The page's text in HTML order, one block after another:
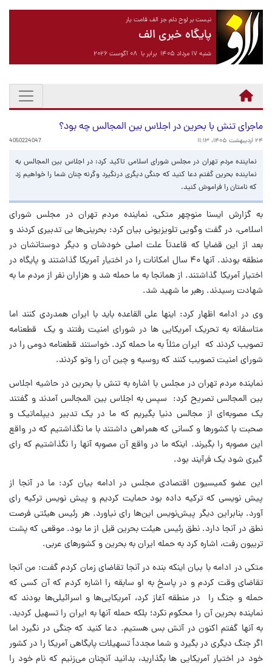
نیست بر لوح دلم جز الف قامت یار
پایگاه خبری الف
شنبه ۱۷ مرداد ۱۴۰۵ برابر با ۰۸ آگوست ۲۰۲۶
ماجرای تنش با بحرین در اجلاس بین المجالس چه بود؟
۲۴ اردیبهشت ۱۴۰۵، ۱۱:۱۳ 4050224047
نماینده مردم تهران در مجلس شورای اسلامی تاکید کرد: در اجلاس بین المجالس به
نماینده بحرین گفتم دعا کنید که جنگی دیگری درنگیرد وگرنه چنان شما را خواهیم زد
که نامتان را فراموش کنید.
به گزارش ایسنا منوچهر متکی، نماینده مردم تهران در مجلس شورای
اسلامی، در گفت وگویی تلویزیونی بیان کرد: بحرینی‌ها بی تدبیری کردند و
بعد از این قضایا که قاعدتاً علت اصلی خودشان و دیگر دوستانشان در
منطقه بودند. آنها ۴۰ سال امکانات را در اختیار آمریکا گذاشتند و پایگاه در
اختیار آمریکا گذاشتند. از همانجا به ما حمله شد و هزاران نفر از مردم ما به
شهادت رسیدند. رهبر ما شهید شد.
وی در ادامه اظهار کرد: اینها علی القاعده باید با ایران همدردی کنند اما
متاسفانه به تحریک آمریکایی ها در شورای امنیت رفتند و یک قطعنامه
تصویب کردند که ایران مثلاً به ما حمله کرد. خواستند قطعنامه دومی را در
شورای امنیت تصویب کنند که روسیه و چین آن را وتو کردند.
نماینده مردم تهران در مجلس با اشاره به تنش با بحرین در حاشیه اجلاس
بین المجالس تصریح کرد: سپس به اجلاس بین المجالس آمدند و گفتند
یک مصوبه‌ای از مجالس دنیا بگیریم که ما در یک تدبیر دیپلماتیک و
صحبت با کشورها و کسانی که همراهی داشتند با ما نگذاشتیم که در واقع
این مصوبه را بگیرند. اینکه ما در واقع آن مصوبه آنها را نگذاشتیم که رای
گیری شود یک فرآیند بود.
این عضو کمیسیون اقتصادی مجلس در ادامه بیان کرد: ما در آنجا از
پیش نویسی که ترکیه داده بود حمایت کردیم و پیش نویس ترکیه رای
آورد. بنابراین دیگر پیش‌نویس این‌ها رای نیاورد. هر رئیس هیئتی فرصت
نطق در آنجا دارد. نطق رئیس هیئت بحرین قبل از ما بود. موقعی که پشت
تریبون رفت، اشاره کرد به حمله ایران به بحرین و کشورهای عربی.
متکی در ادامه با بیان اینکه بنده در آنجا تقاضای زمان کردم گفت: من آنجا
تقاضای وقت کردم و در پاسخ به او سابقه را اشاره کردم که آن کسی که
حمله و جنگ را در منطقه آغاز کرد، آمریکایی‌ها و اسرائیلی‌ها بودند که
نماینده بحرین آن را محکوم نکرد؛ بلکه حمله آنها به ایران را تسهیل کردید.
به آنها گفتم اکنون در آتش بس هستیم. دعا کنید که جنگی در نگیرد اما
اگر جنگ دیگری در بگیرد و شما مجدداً تسهیلات پایگاهی آمریکا را در کشور
خود در اختیار آمریکایی ها بگذارید، بدانید آنچنان می‌زنیم که نام خود را